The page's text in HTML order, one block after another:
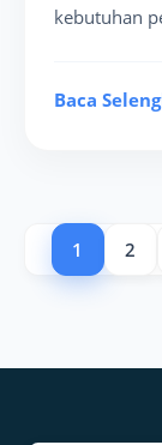
kebutuhan
Baca
1 2